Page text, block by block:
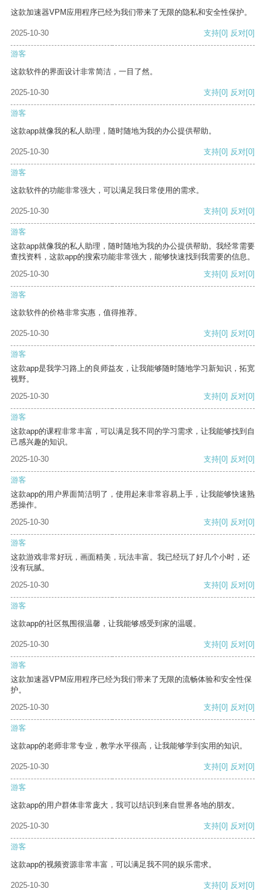
这款加速器VPM应用程序已经为我们带来了无限的隐私和安全性保护。
2025-10-30 支持[0] 反对[0]
游客
这款软件的界面设计非常简洁，一目了然。
2025-10-30 支持[0] 反对[0]
游客
这款app就像我的私人助理，随时随地为我的办公提供帮助。
2025-10-30 支持[0] 反对[0]
游客
这款软件的功能非常强大，可以满足我日常使用的需求。
2025-10-30 支持[0] 反对[0]
游客
这款app就像我的私人助理，随时随地为我的办公提供帮助。我经常需要
查找资料，这款app的搜索功能非常强大，能够快速找到我需要的信息。
2025-10-30
支持[0] 反对[0]
游客
这款软件的价格非常实惠，值得推荐。
2025-10-30 支持[0] 反对[0]
游客
这款app是我学习路上的良师益友，让我能够随时随地学习新知识，拓宽
视野。
2025-10-30
支持[0] 反对[0]
游客
这款app的课程非常丰富，可以满足我不同的学习需求，让我能够找到自
己感兴趣的知识。
2025-10-30
支持[0] 反对[0]
游客
这款app的用户界面简洁明了，使用起来非常容易上手，让我能够快速熟
悉操作。
2025-10-30
支持[0] 反对[0]
游客
这款游戏非常好玩，画面精美，玩法丰富。我已经玩了好几个小时，还
没有玩腻。
2025-10-30
支持[0] 反对[0]
游客
这款app的社区氛围很温馨，让我能够感受到家的温暖。
2025-10-30 支持[0] 反对[0]
游客
这款加速器VPM应用程序已经为我们带来了无限的流畅体验和安全性保
护。
2025-10-30
支持[0] 反对[0]
游客
这款app的老师非常专业，教学水平很高，让我能够学到实用的知识。
2025-10-30 支持[0] 反对[0]
游客
这款app的用户群体非常庞大，我可以结识到来自世界各地的朋友。
2025-10-30 支持[0] 反对[0]
游客
这款app的视频资源非常丰富，可以满足我不同的娱乐需求。
2025-10-30 支持[0] 反对[0]